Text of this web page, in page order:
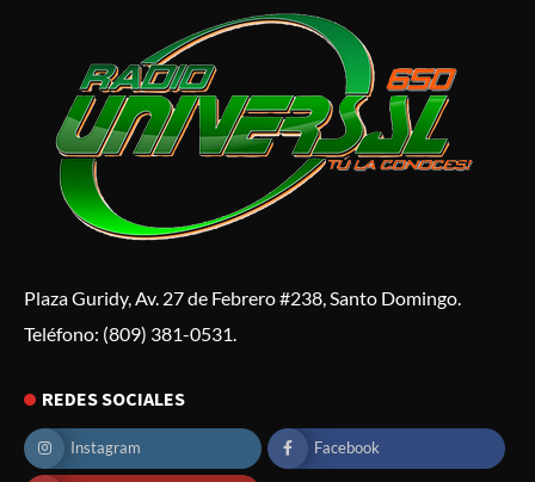
Plaza Guridy, Av. 27 de Febrero #238, Santo Domingo.
Teléfono: (809) 381-0531.
REDES SOCIALES
Instagram Facebook